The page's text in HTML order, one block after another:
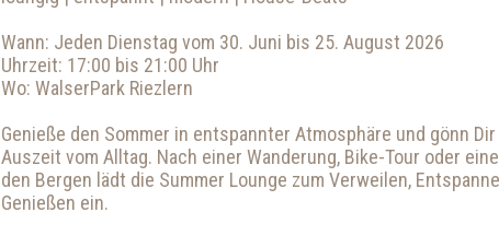
Wann: Jeden Dienstag vom 30. Juni bis 25. August 2026
Uhrzeit: 17:00 bis 21:00 Uhr
Wo: WalserPark Riezlern
Genieße den Sommer in entspannter Atmosphäre und gönn
Auszeit vom Alltag. Nach einer Wanderung, Bike-Tour oder
den Bergen lädt die Summer Lounge zum Verweilen,
Genießen ein.